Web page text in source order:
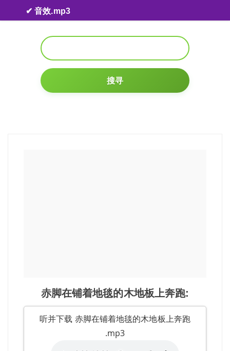
Skip to content
✔ 音效.mp3
搜寻
赤脚在铺着地毯的木地板上奔跑:
听并下载 赤脚在铺着地毯的木地板上奔跑
.mp3